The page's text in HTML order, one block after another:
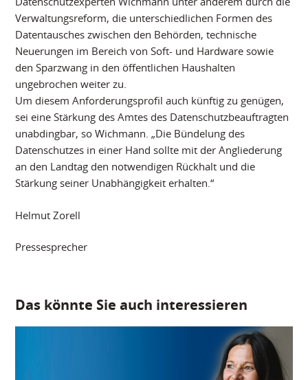
Verwaltungsreform, die unterschiedlichen Formen des
Datentausches zwischen den Behörden, technische
Neuerungen im Bereich von Soft- und Hardware sowie
den Sparzwang in den öffentlichen Haushalten
ungebrochen weiter zu.
Um diesem Anforderungsprofil auch künftig zu genügen,
sei eine Stärkung des Amtes des Datenschutzbeauftragten
unabdingbar, so Wichmann. „Die Bündelung des
Datenschutzes in einer Hand sollte mit der Angliederung
an den Landtag den notwendigen Rückhalt und die
Stärkung seiner Unabhängigkeit erhalten.“
Helmut Zorell
Pressesprecher
Das könnte Sie auch interessieren